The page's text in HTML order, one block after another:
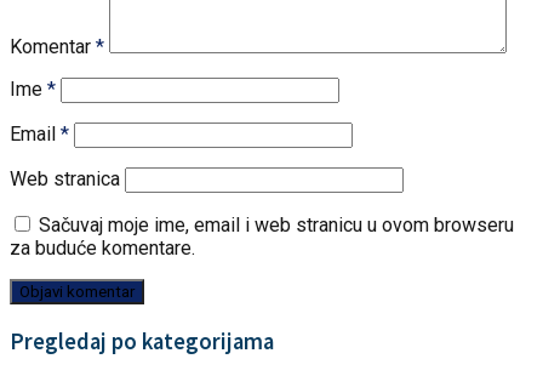
Komentar *
Ime *
Email *
Web stranica
Sačuvaj moje ime, email i web stranicu u ovom browseru
za buduće komentare.
Pregledaj po kategorijama